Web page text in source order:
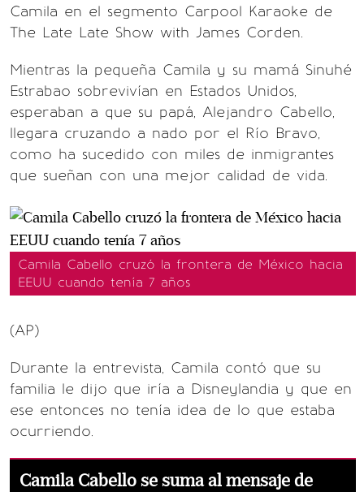
Camila en el segmento Carpool Karaoke de
The Late Late Show with James Corden.
Mientras la pequeña Camila y su mamá Sinuhé
Estrabao sobrevivían en Estados Unidos,
esperaban a que su papá, Alejandro Cabello,
llegara cruzando a nado por el Río Bravo,
como ha sucedido con miles de inmigrantes
que sueñan con una mejor calidad de vida.
Camila Cabello cruzó la frontera de México hacia
EEUU cuando tenía 7 años
(AP)
Durante la entrevista, Camila contó que su
familia le dijo que iría a Disneylandia y que en
ese entonces no tenía idea de lo que estaba
ocurriendo.
Camila Cabello se suma al mensaje de